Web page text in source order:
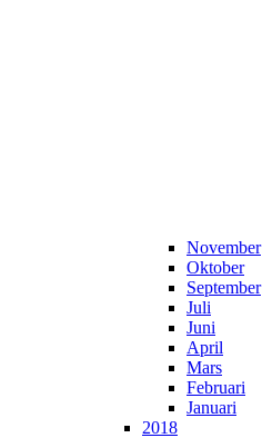
November
Oktober
September
Juli
Juni
April
Mars
Februari
Januari
2018